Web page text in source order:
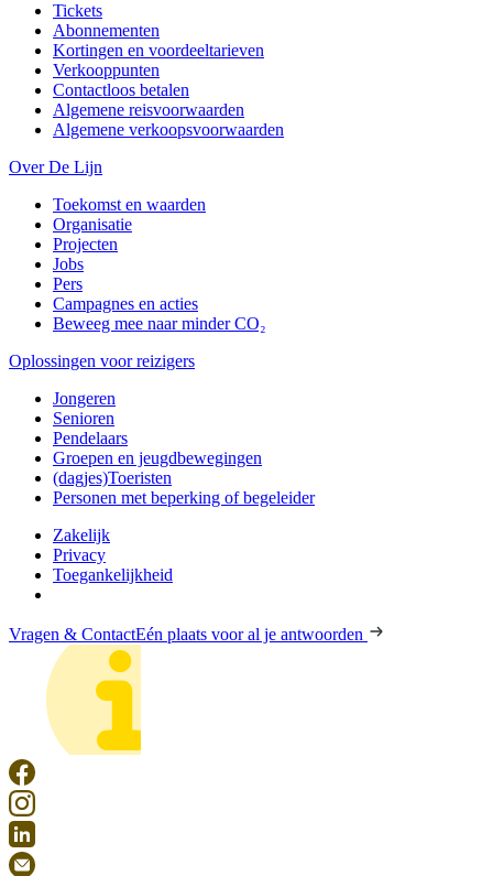
Tickets
Abonnementen
Kortingen en voordeeltarieven
Verkooppunten
Contactloos betalen
Algemene reisvoorwaarden
Algemene verkoopsvoorwaarden
Over De Lijn
Toekomst en waarden
Organisatie
Projecten
Jobs
Pers
Campagnes en acties
Beweeg mee naar minder CO₂
Oplossingen voor reizigers
Jongeren
Senioren
Pendelaars
Groepen en jeugdbewegingen
(dagjes)Toeristen
Personen met beperking of begeleider
Zakelijk
Privacy
Toegankelijkheid
Vragen & ContactEén plaats voor al je antwoorden